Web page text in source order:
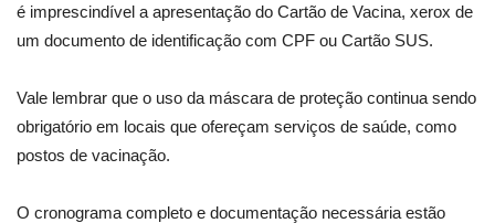
é imprescindível a apresentação do Cartão de Vacina, xerox de
um documento de identificação com CPF ou Cartão SUS.
Vale lembrar que o uso da máscara de proteção continua sendo
obrigatório em locais que ofereçam serviços de saúde, como
postos de vacinação.
O cronograma completo e documentação necessária estão